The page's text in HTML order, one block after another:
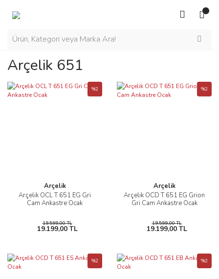
Arçelik 651
Arçelik
Arçelik OCL T 651 EG Gri
Cam Ankastre Ocak
%2
19.599,00 TL
19.199,00 TL
Arçelik
Arçelik OCD T 651 EG Grion
Gri Cam Ankastre Ocak
%2
19.599,00 TL
19.199,00 TL
%2 %2